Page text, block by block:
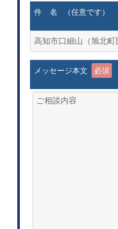
件 名 （任意です）
メッセージ本文 必須